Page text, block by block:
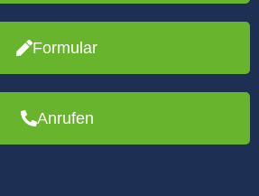
Formular
Anrufen